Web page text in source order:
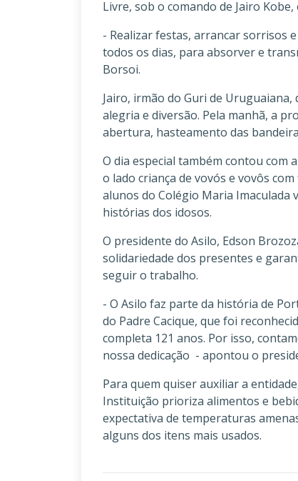
Livre, sob o comando de Jairo
- Realizar festas, arrancar sorrisos
todos os dias, para absorver e
Borsoi.
Jairo, irmão do Guri de Uruguaiana,
alegria e diversão. Pela manhã, a
abertura, hasteamento das
O dia especial também contou com
o lado criança de vovós e vovôs
alunos do Colégio Maria Imaculada
histórias dos idosos.
O presidente do Asilo, Edson
solidariedade dos presentes e
seguir o trabalho.
- O Asilo faz parte da história de
do Padre Cacique, que foi
completa 121 anos. Por isso,
nossa dedicação - apontou o
Para quem quiser auxiliar a
Instituição prioriza alimentos e
expectativa de temperaturas
alguns dos itens mais usados.